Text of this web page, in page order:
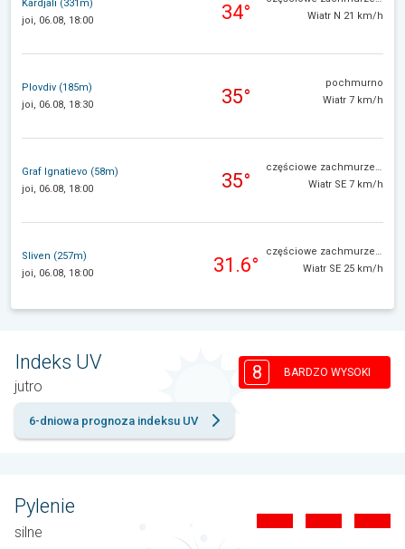
Kardjali (331m)
joi, 06.08, 18:00
34°
Wiatr N 21 km/h
Plovdiv (185m)
joi, 06.08, 18:30
35°
pochmurno
Wiatr 7 km/h
Graf Ignatievo (58m)
joi, 06.08, 18:00
35°
częściowe zachmurzenie
Wiatr SE 7 km/h
Sliven (257m)
joi, 06.08, 18:00
31.6°
częściowe zachmurzenie
Wiatr SE 25 km/h
Indeks UV
jutro
8 BARDZO WYSOKI
6-dniowa prognoza indeksu UV
Pylenie
silne